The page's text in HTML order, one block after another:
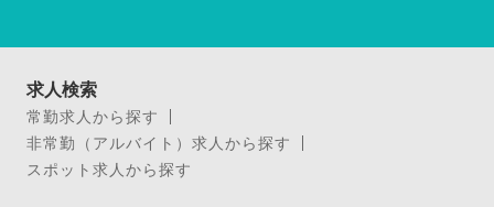
求人検索
常勤求人から探す
非常勤（アルバイト）求人から探す
スポット求人から探す